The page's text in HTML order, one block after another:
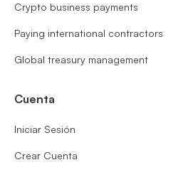
Crypto business payments
Paying international contractors
Global treasury management
Cuenta
Iniciar Sesión
Crear Cuenta